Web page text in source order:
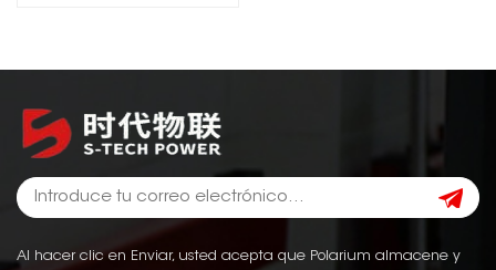
Al hacer clic en Enviar, usted acepta que Polarium almacene y